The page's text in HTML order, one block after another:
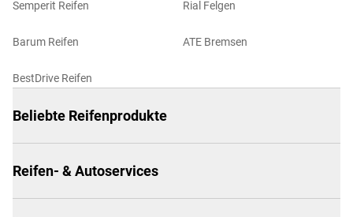
Semperit Reifen
Barum Reifen
BestDrive Reifen
Rial Felgen
ATE Bremsen
Beliebte Reifenprodukte
Reifen- & Autoservices